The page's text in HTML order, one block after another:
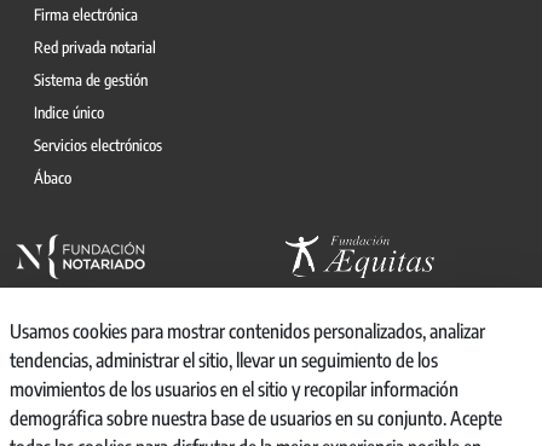
Firma electrónica
Red privada notarial
Sistema de gestión
Indice único
Servicios electrónicos
Ábaco
© 2026, CONSEJO GENERAL DEL NOTARIO
CANAL INTERNO DE INFORMACIÓN
Usamos cookies para mostrar contenidos personalizados, analizar
tendencias, administrar el sitio, llevar un seguimiento de los
movimientos de los usuarios en el sitio y recopilar información
demográfica sobre nuestra base de usuarios en su conjunto. Acepte